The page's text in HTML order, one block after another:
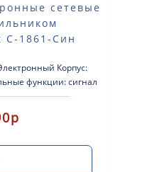
сетевые
С-1861-Син
Корпус:
функции: сигнал
190×95×..